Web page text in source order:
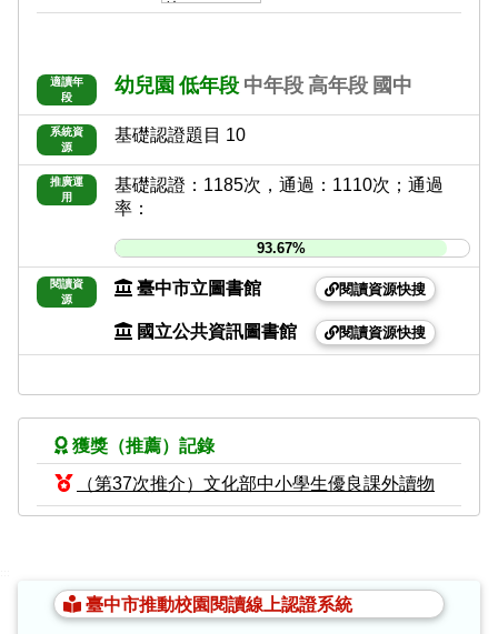
適讀年
段
幼兒園 低年段 中年段 高年段 國中
系統資
源
基礎認證題目 10
推廣運
用
基礎認證：1185次，通過：1110次；通過
率：
93.67%
閱讀資
源
臺中市立圖書館 閱讀資源快搜
國立公共資訊圖書館 閱讀資源快搜
獲獎（推薦）記錄
（第37次推介）文化部中小學生優良課外讀物
臺中市推動校園閱讀線上認證系統